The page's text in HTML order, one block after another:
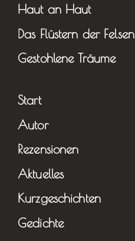
Haut an Haut
Das Flüstern der Felsen
Gestohlene Träume
Start
Autor
Rezensionen
Aktuelles
Kurzgeschichten
Gedichte